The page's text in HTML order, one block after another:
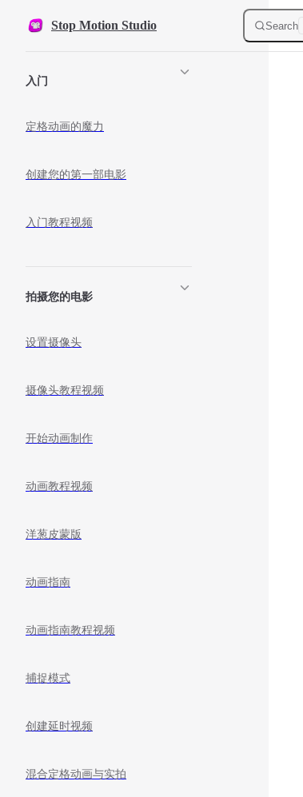
Skip to content
Stop Motion Studio Search
入门
定格动画的魔力
创建您的第一部电影
入门教程视频
拍摄您的电影
设置摄像头
摄像头教程视频
开始动画制作
动画教程视频
洋葱皮蒙版
动画指南
动画指南教程视频
捕捉模式
创建延时视频
混合定格动画与实拍